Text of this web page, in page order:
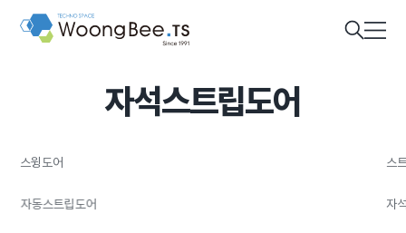
메인
자석스트립도어
스윙도어 스
자동스트립도어 자